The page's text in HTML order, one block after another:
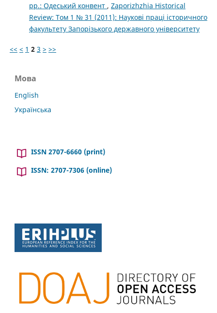
рр.: Одеський конвент , Zaporizhzhia Historical
Review: Том 1 № 31 (2011): Наукові праці історичного
факультету Запорізького державного університету
<< < 1 2 3 > >>
Мова
English
Українська
ISSN 2707-6660 (print)
ISSN: 2707-7306 (online)